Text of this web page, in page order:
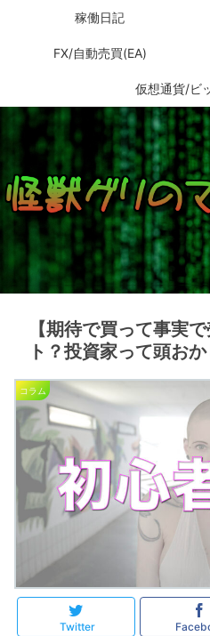
稼働日記
FX/自動売買(EA)
仮想通貨/ビ
【期待で買って事実
ト？投資家って頭お
コラム
Twitter